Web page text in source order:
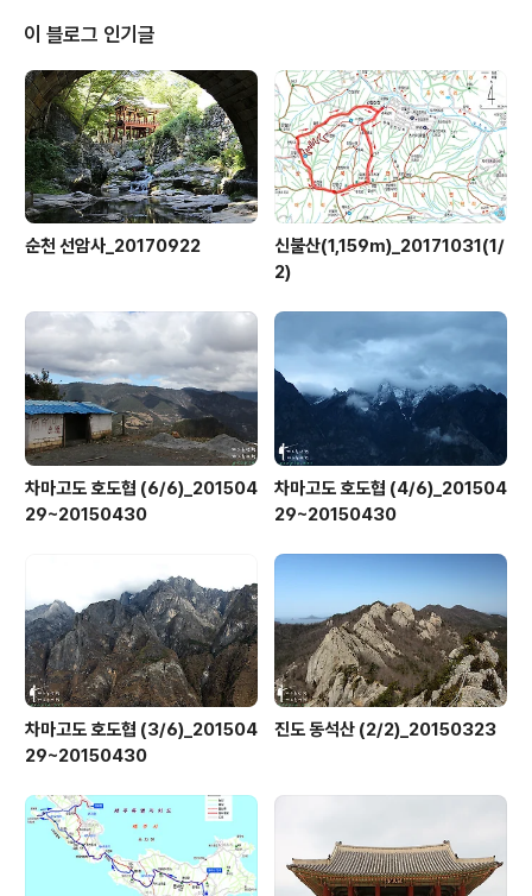
님,왕회장님,돌리님,파란하늘님,영희님,시나브로님,영원
님,별난마녀님,글고 카~첸다) ▲ 사량도 지리산 산행지도
▲ 옥녀봉을 오르기 전 쉼터 입니다. 가파르게 쉼없이 오르
다 만나는 쉼터 입니다. 아래로 대항이 조망됩니다. ▲ 옥
녀봉에서 바라보는 향봉(탄..
이 블로그 인기글
순천 선암사_20170922
신불산(1,159m)_20171031(1/
2)
차마고도 호도협 (6/6)_201504
29~20150430
차마고도 호도협 (4/6)_201504
29~20150430
차마고도 호도협 (3/6)_201504
29~20150430
진도 동석산 (2/2)_20150323